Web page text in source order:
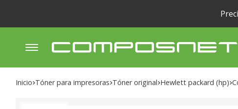
Inicio tóner para impresoras tóner original hewlett packard (hp)